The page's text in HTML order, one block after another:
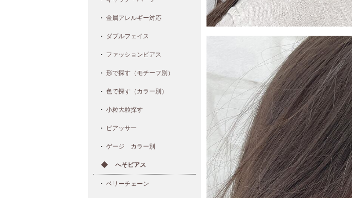
金属アレルギー対応
ダブルフェイス
ファッションピアス
形で探す（モチーフ別）
色で探す（カラー別）
小粒大粒探す
ピアッサー
ゲージ カラー別
へそピアス
ベリーチェーン